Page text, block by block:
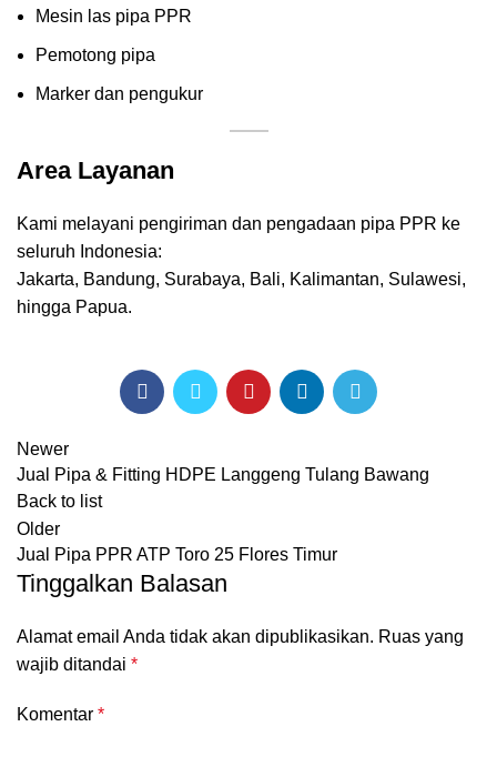
Mesin las pipa PPR
Pemotong pipa
Marker dan pengukur
Area Layanan
Kami melayani pengiriman dan pengadaan pipa PPR ke
seluruh Indonesia:
Jakarta, Bandung, Surabaya, Bali, Kalimantan, Sulawesi,
hingga Papua.
Newer
Jual Pipa & Fitting HDPE Langgeng Tulang Bawang
Back to list
Older
Jual Pipa PPR ATP Toro 25 Flores Timur
Tinggalkan Balasan
Alamat email Anda tidak akan dipublikasikan. Ruas yang
wajib ditandai *
Komentar *